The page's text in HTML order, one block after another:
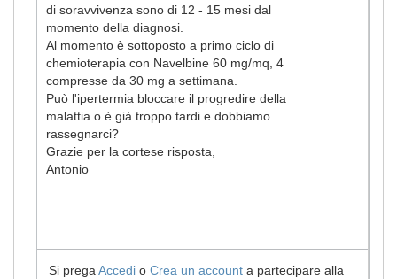
di soravvivenza sono di 12 - 15 mesi dal
momento della diagnosi.
Al momento è sottoposto a primo ciclo di
chemioterapia con Navelbine 60 mg/mq, 4
compresse da 30 mg a settimana.
Può l'ipertermia bloccare il progredire della
malattia o è già troppo tardi e dobbiamo
rassegnarci?
Grazie per la cortese risposta,
Antonio
Si prega Accedi o Crea un account a partecipare alla